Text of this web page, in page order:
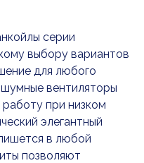
серии
выбору вариантов
для любого
вентиляторы
при низком
элегантный
в любой
позволяют